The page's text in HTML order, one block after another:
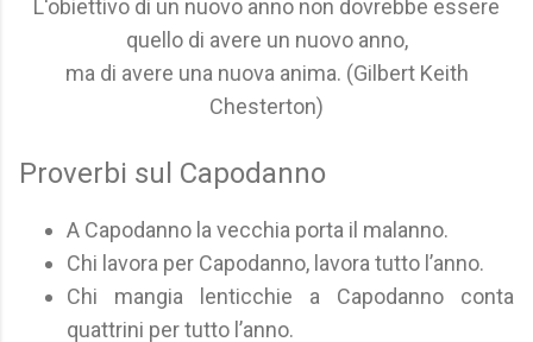
L'obiettivo di un nuovo anno non dovrebbe essere
quello di avere un nuovo anno,
ma di avere una nuova anima. (Gilbert Keith
Chesterton)
Proverbi sul Capodanno
A Capodanno la vecchia porta il malanno.
Chi lavora per Capodanno, lavora tutto l’anno.
Chi mangia lenticchie a Capodanno conta
quattrini per tutto l’anno.